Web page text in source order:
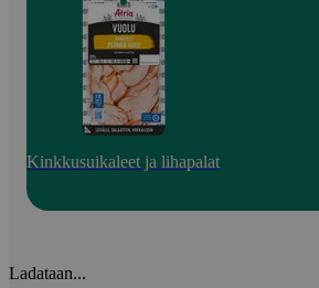
Kinkkusuikaleet ja lihapalat
Ladataan...